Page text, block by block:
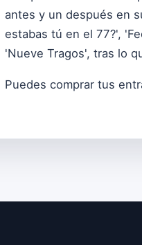
antes y un después en
estabas tú en el 77?',
'Nueve Tragos', tras lo
Puedes comprar tus